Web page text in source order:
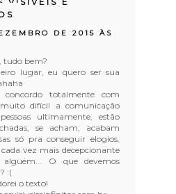
DE 2015 ÀS
tudo bem?
lugar, eu quero ser sua
concordo totalmente com
difícil a comunicação
ultimamente, estão
se acham, acabam
só pra conseguir elogios,
vez mais decepcionante
alguém... O que devemos
:(
o texto!